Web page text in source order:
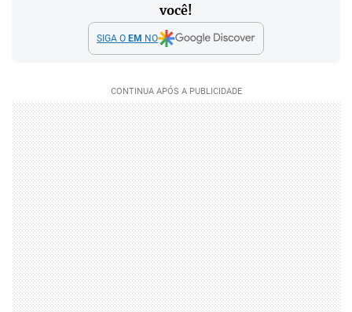
você!
SIGA O EM NO